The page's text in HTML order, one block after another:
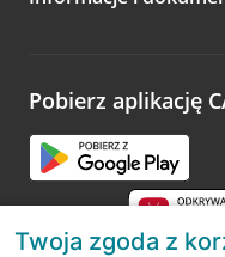
opinie.
Pobierz aplikację
Twoja zgoda z